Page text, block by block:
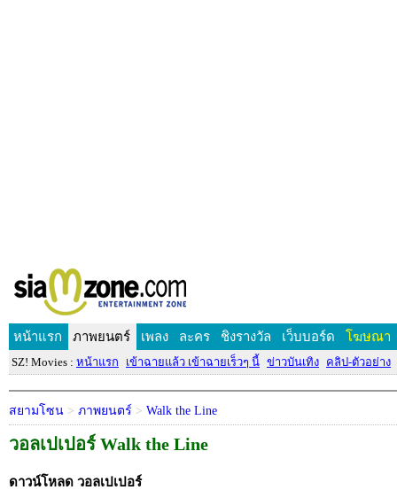
หน้าแรก ภาพยนตร์ เพลง ละคร ชิงรางวัล เว็บบอร์ด โฆษณา
SZ! Movies : หน้าแรก เข้าฉายแล้ว เข้าฉายเร็วๆ นี้ ข่าวบันเทิง คลิป-ตัวอย่าง
สยามโซน > ภาพยนตร์ > Walk the Line
วอลเปเปอร์ Walk the Line
ดาวน์โหลด วอลเปเปอร์